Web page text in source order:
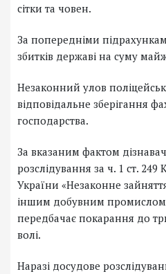
сітки та човен.
За попередніми
збитків державі на суму
Незаконний улов
відповідальне зберігання
господарства.
За вказаним фактом
розслідування за ч. 1 ст.
України «Незаконне
іншим добувним
передбачає покарання до
волі.
Наразі досудове